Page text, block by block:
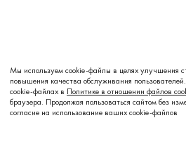
Мы используем cookie-файлы в целях улучшения
повышения качества обслуживания
cookie-файлах в Политике в отношении файлов
браузера. Продолжая пользоваться сайтом без
согласие на использование ваших cookie-файлов
Добавить в